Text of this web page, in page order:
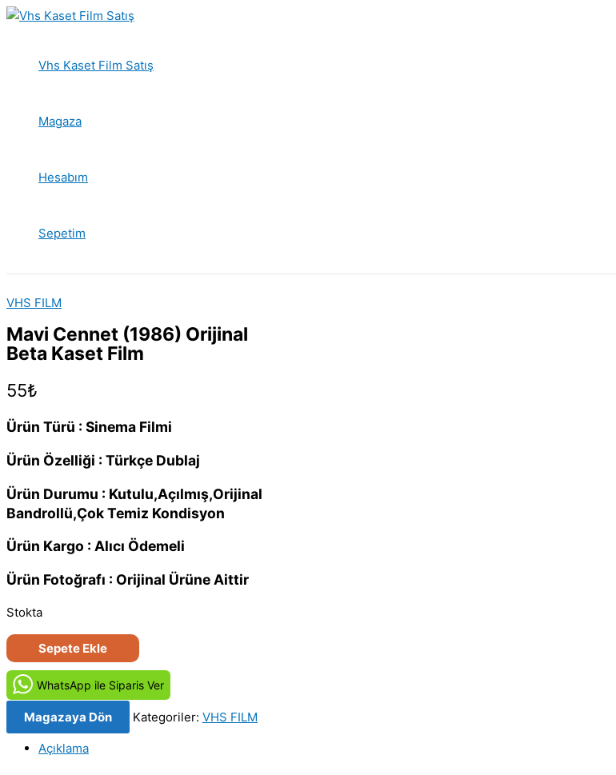
İçeriğe
Vhs Kaset Film Satış
Magaza
Hesabım
Sepetim
VHS FILM
Mavi Cennet (1986) Orijinal
Beta Kaset Film
55₺
Ürün Türü : Sinema Filmi
Ürün Özelliği : Türkçe Dublaj
Ürün Durumu : Kutulu,Açılmış,Orijinal
Bandrollü,Çok Temiz Kondisyon
Ürün Kargo : Alıcı Ödemeli
Ürün Fotoğrafı : Orijinal Ürüne Aittir
Stokta
Mavi
Cennet
(1986)
Orijinal
Beta
Kaset
Sepete Ekle
WhatsApp ile Siparis Ver
Magazaya Dön Kategoriler: VHS FILM
Açıklama